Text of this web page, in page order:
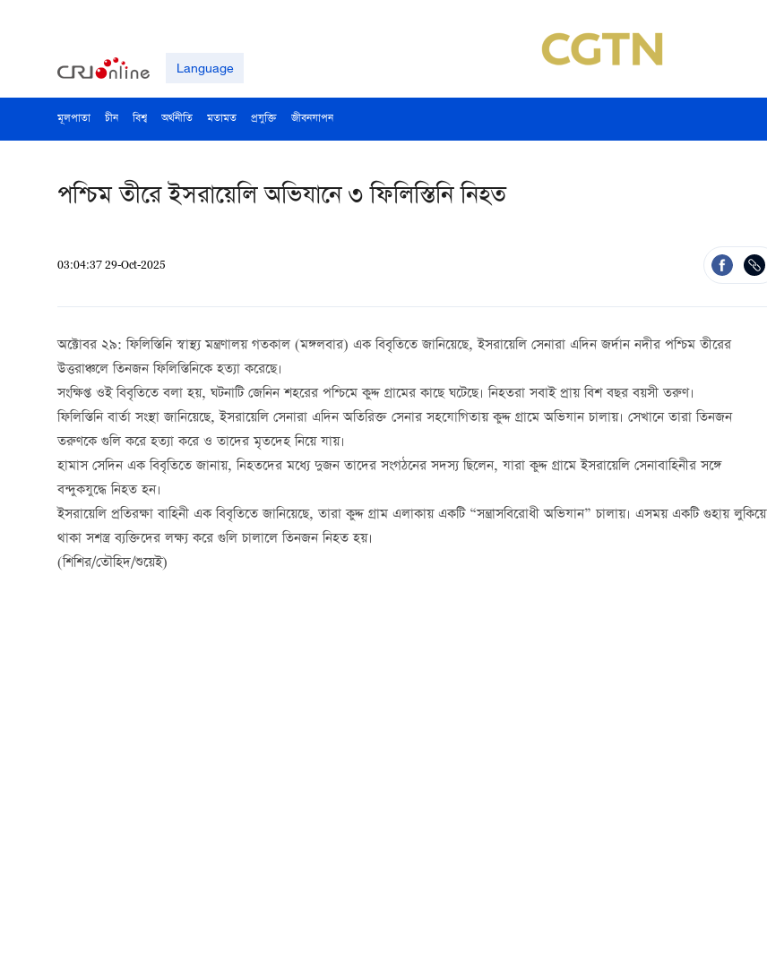
Language
মূলপাতা চীন বিশ্ব অর্থনীতি মতামত প্রযুক্তি জীবনযাপন
পশ্চিম তীরে ইসরায়েলি অভিযানে ৩ ফিলিস্তিনি নিহত
03:04:37 29-Oct-2025
অক্টোবর ২৯: ফিলিস্তিনি স্বাস্থ্য মন্ত্রণালয় গতকাল (মঙ্গলবার) এক বিবৃতিতে জানিয়েছে, ইসরায়েলি সেনারা এদিন জর্দান নদীর পশ্চিম তীরের
উত্তরাঞ্চলে তিনজন ফিলিস্তিনিকে হত্যা করেছে।
সংক্ষিপ্ত ওই বিবৃতিতে বলা হয়, ঘটনাটি জেনিন শহরের পশ্চিমে কুদ্দ গ্রামের কাছে ঘটেছে। নিহতরা সবাই প্রায় বিশ বছর বয়সী তরুণ।
ফিলিস্তিনি বার্তা সংস্থা জানিয়েছে, ইসরায়েলি সেনারা এদিন অতিরিক্ত সেনার সহযোগিতায় কুদ্দ গ্রামে অভিযান চালায়। সেখানে তারা তিনজন
তরুণকে গুলি করে হত্যা করে ও তাদের মৃতদেহ নিয়ে যায়।
হামাস সেদিন এক বিবৃতিতে জানায়, নিহতদের মধ্যে দুজন তাদের সংগঠনের সদস্য ছিলেন, যারা কুদ্দ গ্রামে ইসরায়েলি সেনাবাহিনীর সঙ্গে
বন্দুকযুদ্ধে নিহত হন।
ইসরায়েলি প্রতিরক্ষা বাহিনী এক বিবৃতিতে জানিয়েছে, তারা কুদ্দ গ্রাম এলাকায় একটি “সন্ত্রাসবিরোধী অভিযান” চালায়। এসময় একটি গুহায় লুকিয়ে
থাকা সশস্ত্র ব্যক্তিদের লক্ষ্য করে গুলি চালালে তিনজন নিহত হয়।
(শিশির/তৌহিদ/শুয়েই)